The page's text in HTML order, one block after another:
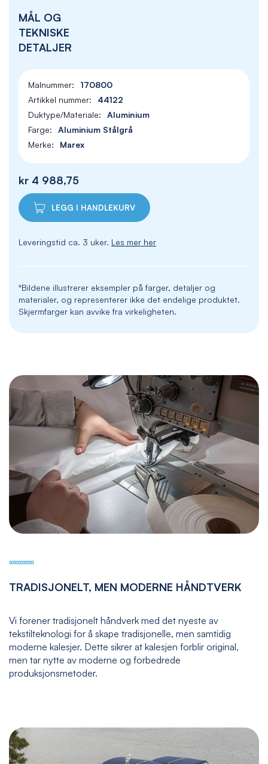
MÅL OG
TEKNISKE
DETALJER
170800
44122
Aluminium
Aluminium Stålgrå
Marex
kr 4 988,75
LEGG I HANDLEKURV
Leveringstid ca. 3 uker. Les mer her
*Bildene illustrerer eksempler på farger, detaljer og
materialer, og representerer ikke det endelige produktet.
Skjermfarger kan avvike fra virkeligheten.
TRADISJONELT, MEN MODERNE HÅNDTVERK
Vi forener tradisjonelt håndverk med det nyeste av
tekstilteknologi for å skape tradisjonelle, men samtidig
moderne kalesjer. Dette sikrer at kalesjen forblir original,
men tar nytte av moderne og forbedrede
produksjonsmetoder.